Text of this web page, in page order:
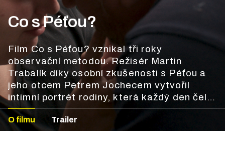
Co s Péťou?
Film Co s Péťou? vznikal tři roky
observační metodou. Režisér Martin
Trabalík díky osobní zkušenosti s Péťou a
jeho otcem Petrem Jochecem vytvořil
intimní portrét rodiny, která každý den čelí
radostem i těžkostem života s
handicapovaným dítětem. Film ukazuje sílu
mezilidských vazeb, vytrvalost a lásku,
O filmu Trailer